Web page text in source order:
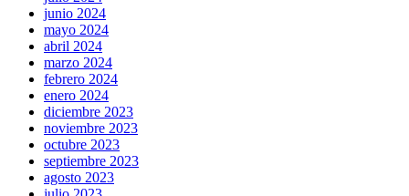
junio 2024
mayo 2024
abril 2024
marzo 2024
febrero 2024
enero 2024
diciembre 2023
noviembre 2023
octubre 2023
septiembre 2023
agosto 2023